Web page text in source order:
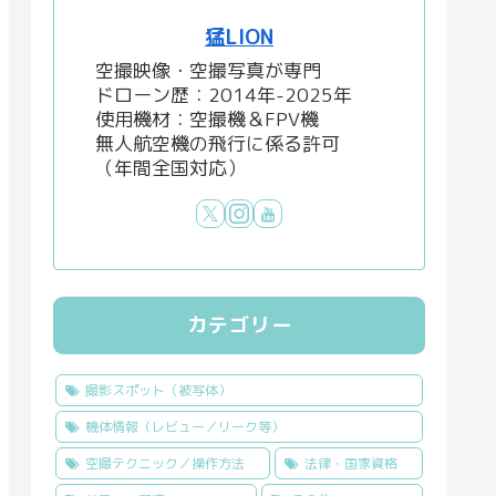
猛LION
空撮映像・空撮写真が専門
ドローン歴：2014年-2025年
使用機材：空撮機＆FPV機
無人航空機の飛行に係る許可
（年間全国対応）
カテゴリー
撮影スポット（被写体）
機体情報（レビュー／リーク等）
空撮テクニック／操作方法
法律・国家資格